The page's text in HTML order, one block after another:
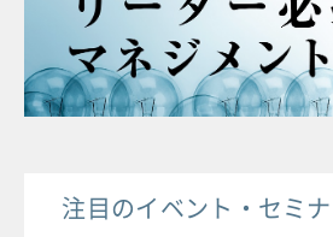
注目のイベント・セミ